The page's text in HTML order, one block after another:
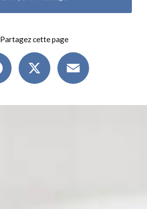
Partagez cette page
Facebook